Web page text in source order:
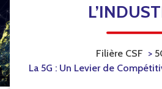
Filière CSF >
La 5G : Un Levier de